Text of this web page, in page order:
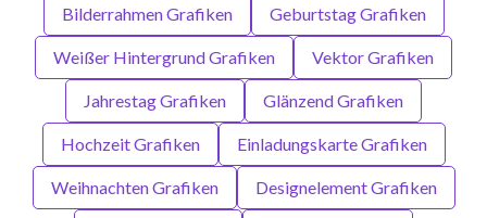
Bilderrahmen Grafiken Geburtstag Grafiken
Weißer Hintergrund Grafiken Vektor Grafiken
Jahrestag Grafiken Glänzend Grafiken
Hochzeit Grafiken Einladungskarte Grafiken
Weihnachten Grafiken Designelement Grafiken